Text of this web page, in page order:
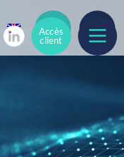
Accès
client
Accès
client